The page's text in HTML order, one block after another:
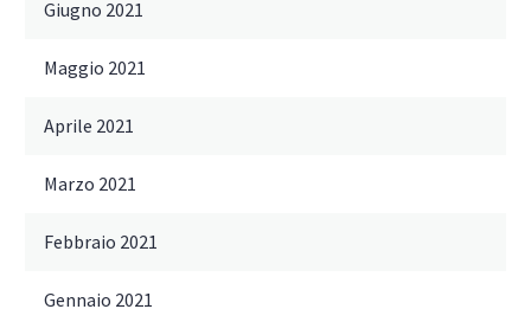
Giugno 2021
Maggio 2021
Aprile 2021
Marzo 2021
Febbraio 2021
Gennaio 2021